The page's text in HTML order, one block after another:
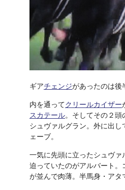
ギアチェンジがあったのは後
内を通ってクリールカイザー
スカテール。そしてその２
シュヴァルグラン。外に出
ェーブ。
一気に先頭に立ったシュヴ
迫っていたのがアルバート
が並んで肉薄。半馬身・アタ